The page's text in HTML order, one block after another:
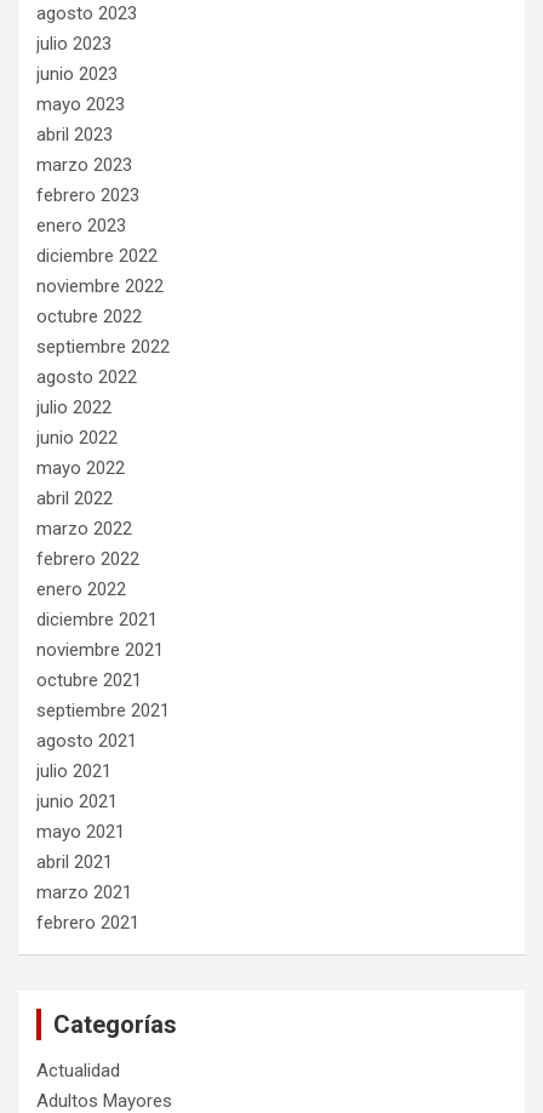
agosto 2023
julio 2023
junio 2023
mayo 2023
abril 2023
marzo 2023
febrero 2023
enero 2023
diciembre 2022
noviembre 2022
octubre 2022
septiembre 2022
agosto 2022
julio 2022
junio 2022
mayo 2022
abril 2022
marzo 2022
febrero 2022
enero 2022
diciembre 2021
noviembre 2021
octubre 2021
septiembre 2021
agosto 2021
julio 2021
junio 2021
mayo 2021
abril 2021
marzo 2021
febrero 2021
Categorías
Actualidad
Adultos Mayores